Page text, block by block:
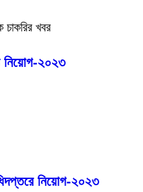
খবর
নিয়োগ-২০২৩
নিয়োগ-২০২৩